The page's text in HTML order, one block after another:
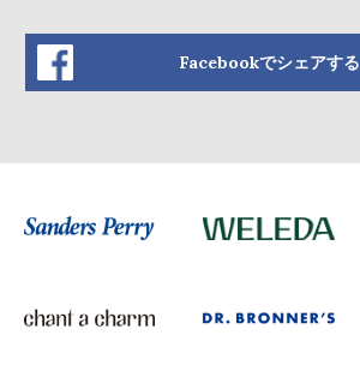
Facebookでシェアする